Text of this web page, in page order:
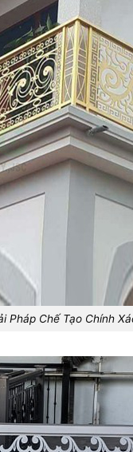
Pháp Chế Tạo Chính